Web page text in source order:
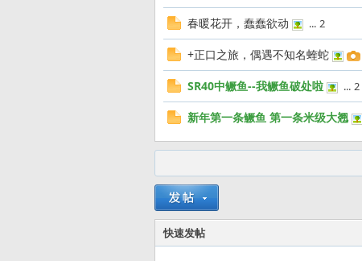
—
—
春暖花开，蠢蠢欲动 ... 2
+正口之旅，偶遇不知名蝰蛇
SR40中鳜鱼--我鳜鱼破处啦 ... 2
新年第一条鳜鱼 第一条米级大翘
快速发帖